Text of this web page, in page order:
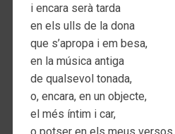
i encara serà tarda
en els ulls de la dona
que s’apropa i em besa,
en la música antiga
de qualsevol tonada,
o, encara, en un objecte,
el més íntim i car,